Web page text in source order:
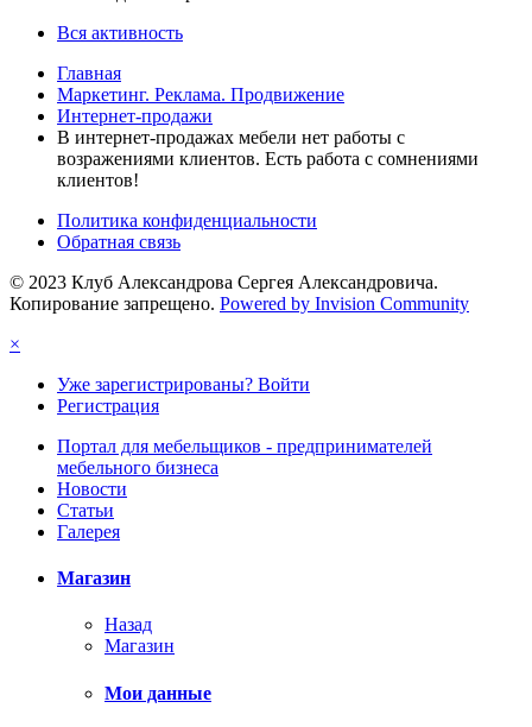
Вся активность
Главная
Маркетинг. Реклама. Продвижение
Интернет-продажи
В интернет-продажах мебели нет работы с
возражениями клиентов. Есть работа с сомнениями
клиентов!
Политика конфиденциальности
Обратная связь
© 2023 Клуб Александрова Сергея Александровича.
Копирование запрещено. Powered by Invision Community
×
Уже зарегистрированы? Войти
Регистрация
Портал для мебельщиков - предпринимателей
мебельного бизнеса
Новости
Статьи
Галерея
Магазин
Назад
Магазин
Мои данные